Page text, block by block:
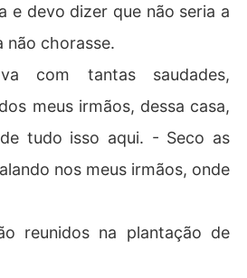
e devo dizer que não seria a
não chorasse.
com tantas saudades,
meus irmãos, dessa casa,
tudo isso aqui. - Seco as
nos meus irmãos, onde
reunidos na plantação de